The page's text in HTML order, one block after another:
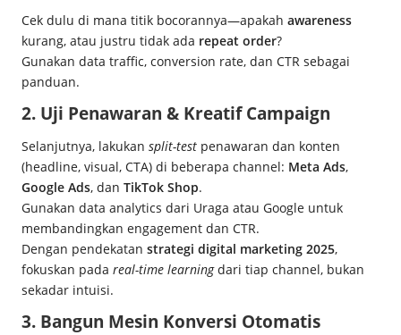
Cek dulu di mana titik bocorannya—apakah awareness
kurang, atau justru tidak ada repeat order?
Gunakan data traffic, conversion rate, dan CTR sebagai
panduan.
2. Uji Penawaran & Kreatif Campaign
Selanjutnya, lakukan split-test penawaran dan konten
(headline, visual, CTA) di beberapa channel: Meta Ads,
Google Ads, dan TikTok Shop.
Gunakan data analytics dari Uraga atau Google untuk
membandingkan engagement dan CTR.
Dengan pendekatan strategi digital marketing 2025,
fokuskan pada real-time learningdari tiap channel, bukan
sekadar intuisi.
3. Bangun Mesin Konversi Otomatis